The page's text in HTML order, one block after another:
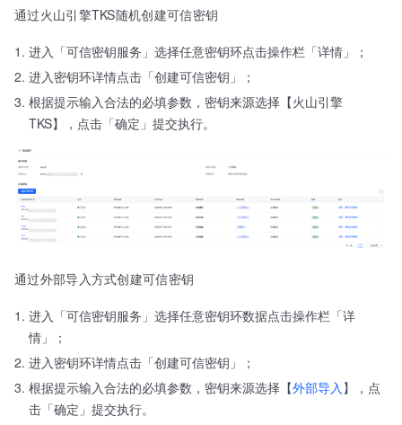
通过火山引擎TKS随机创建可信密钥
进入「可信密钥服务」选择任意密钥环点击操作栏「详情」；
进入密钥环详情点击「创建可信密钥」；
根据提示输入合法的必填参数，密钥来源选择【火山引擎
TKS】，点击「确定」提交执行。
通过外部导入方式创建可信密钥
进入「可信密钥服务」选择任意密钥环数据点击操作栏「详
情」；
进入密钥环详情点击「创建可信密钥」；
根据提示输入合法的必填参数，密钥来源选择【外部导入 】，点
击「确定」提交执行。